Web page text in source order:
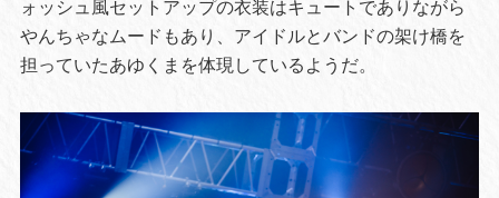
ォッシュ風セットアップの衣装はキュートでありながら
やんちゃなムードもあり、アイドルとバンドの架け橋を
担っていたあゆくまを体現しているようだ。